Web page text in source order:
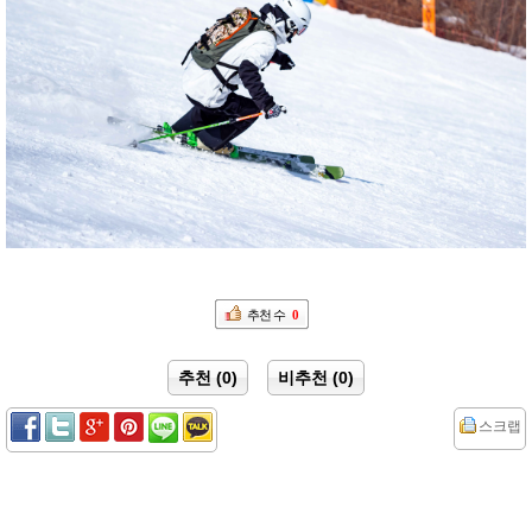
추천 수 0
추천 (0) 비추천 (0)
스크랩